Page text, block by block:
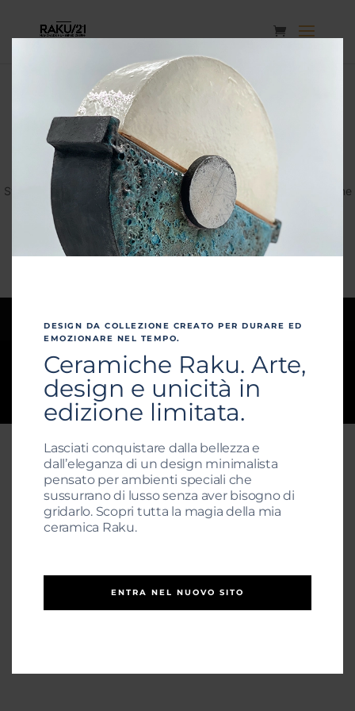
Grandi cose all'orizzonte
Sta nascendo qualcosa di grosso! Il nostro negozio è in lavorazione
e aprirà presto!
© 2025 Raku21.com | Tutti i diritti riservati |
MRTGLC65L05A479F
DESIGN DA COLLEZIONE CREATO PER DURARE ED
EMOZIONARE NEL TEMPO.
Ceramiche Raku. Arte,
design e unicità in
edizione limitata.
Lasciati conquistare dalla bellezza e
dall’eleganza di un design minimalista
pensato per ambienti speciali che
sussurrano di lusso senza aver bisogno di
gridarlo. Scopri tutta la magia della mia
ceramica Raku.
ENTRA NEL NUOVO SITO